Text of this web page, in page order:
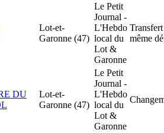
Lot-et-
Garonne (47)
Le Petit
Journal -
L'Hebdo
local du
Lot &
Garonne
même
DU
Lot-et-
Garonne (47)
Le Petit
Journal -
L'Hebdo
local du
Lot &
Garonne